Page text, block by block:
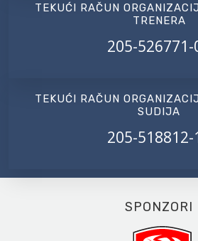
TEKUĆI RAČUN
TRENERA
205-526771-
TEKUĆI RAČUN
SUDIJA
205-518812-
SPONZORI